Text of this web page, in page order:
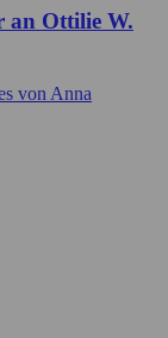
an Ottilie W.
von Anna